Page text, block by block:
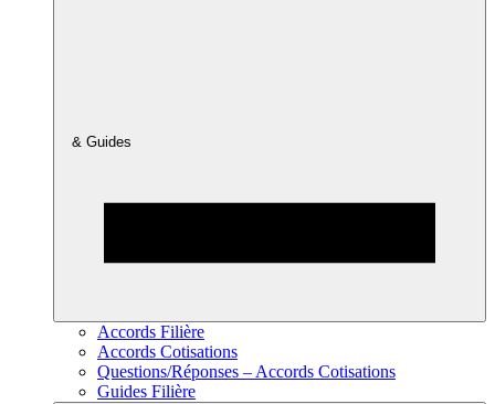
& Guides
Accords Filière
Accords Cotisations
Questions/Réponses – Accords Cotisations
Guides Filière